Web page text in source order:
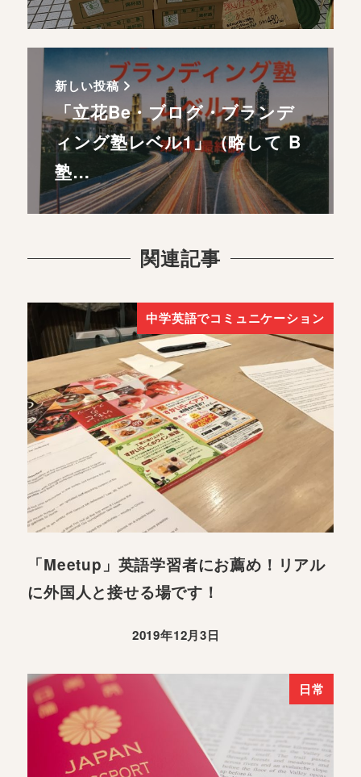
新しい投稿
「立花Be・ブログ・ブランデ
ィング塾レベル1」（略して B
塾…
関連記事
中学英語でコミュニケーション
「Meetup」英語学習者にお薦め！リアル
に外国人と接せる場です！
2019年12月3日
日常